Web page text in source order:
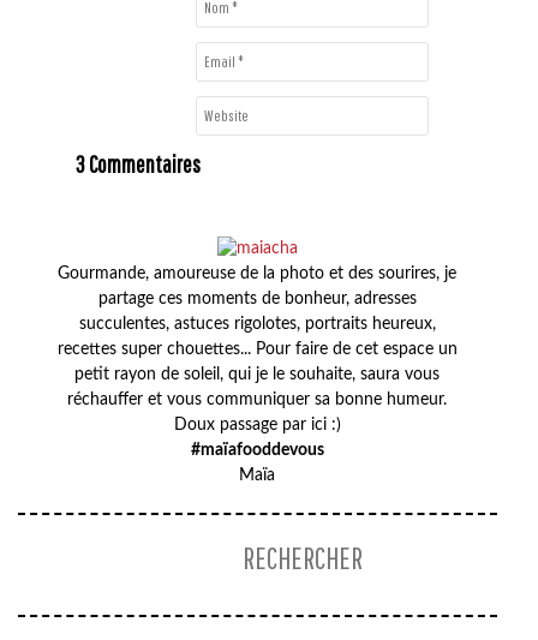
3 Commentaires
Gourmande, amoureuse de la photo et des sourires, je
partage ces moments de bonheur, adresses
succulentes, astuces rigolotes, portraits heureux,
recettes super chouettes... Pour faire de cet espace un
petit rayon de soleil, qui je le souhaite, saura vous
réchauffer et vous communiquer sa bonne humeur.
Doux passage par ici :)
#maïafooddevous
Maïa